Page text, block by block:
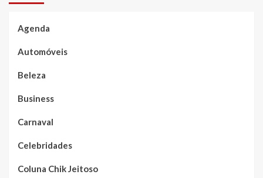
Agenda
Automóveis
Beleza
Business
Carnaval
Celebridades
Coluna Chik Jeitoso